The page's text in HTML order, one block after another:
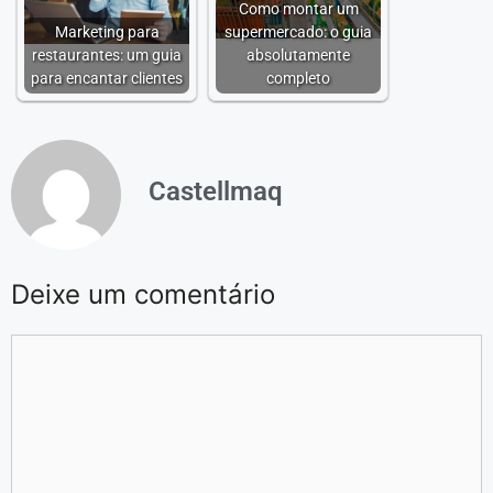
Marketing para
restaurantes: um guia
para encantar clientes
Como montar um
supermercado: o guia
absolutamente
completo
Castellmaq
Deixe um comentário